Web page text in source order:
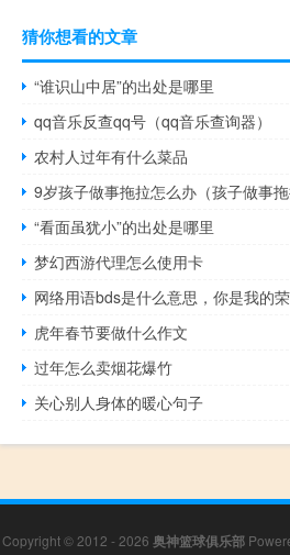
猜你想看的文章
“谁识山中居”的出处是哪里
qq音乐反查qq号（qq音乐查询器）
农村人过年有什么菜品
9岁孩子做事拖拉怎么办（孩子做事拖
“看面虽犹小”的出处是哪里
梦幻西游代理怎么使用卡
网络用语bds是什么意思，你是我的
虎年春节要做什么作文
过年怎么卖烟花爆竹
关心别人身体的暖心句子
Copyright © 2012 - 2026 奥神篮球俱乐部